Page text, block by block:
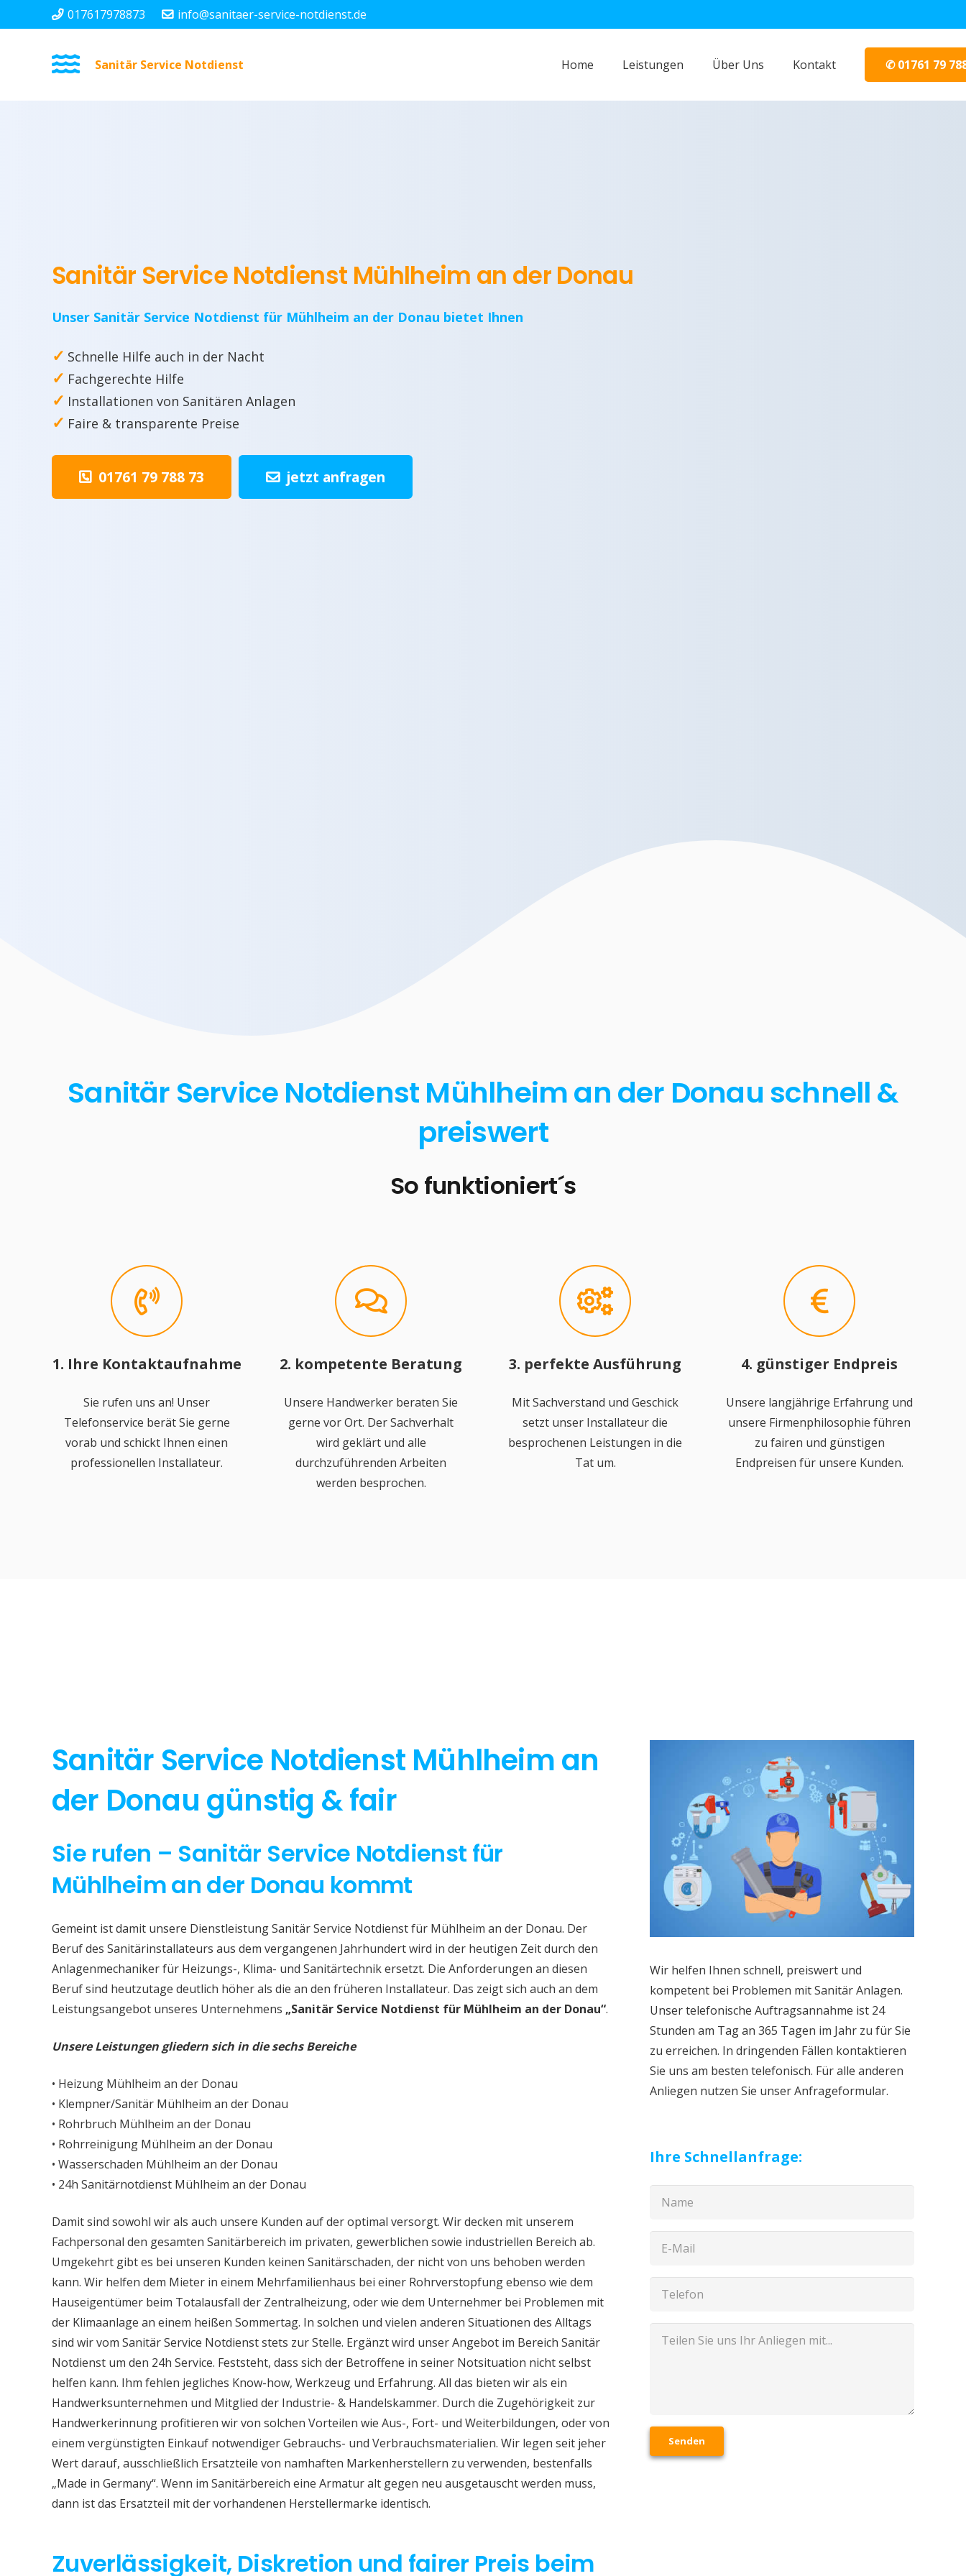
017617978873 info@sanitaer-service-notdienst.de
Sanitär Service Notdienst Home Leistungen Über Uns Kontakt ✆ 01761 79
Sanitär Service Notdienst Mühlheim an der Donau
Unser Sanitär Service Notdienst für Mühlheim an der Donau bietet Ihnen
✓ Schnelle Hilfe auch in der Nacht
✓ Fachgerechte Hilfe
✓ Installationen von Sanitären Anlagen
✓ Faire & transparente Preise
01761 79 788 73 jetzt anfragen
Sanitär Service Notdienst Mühlheim an der Donau schnell &
preiswert
So funktioniert´s
1. Ihre Kontaktaufnahme
Sie rufen uns an! Unser
Telefonservice berät Sie gerne
vorab und schickt Ihnen einen
professionellen Installateur.
2. kompetente Beratung
Unsere Handwerker beraten Sie
gerne vor Ort. Der Sachverhalt
wird geklärt und alle
durchzuführenden Arbeiten
werden besprochen.
3. perfekte Ausführung
Mit Sachverstand und Geschick
setzt unser Installateur die
besprochenen Leistungen in die
Tat um.
4. günstiger Endpreis
Unsere langjährige Erfahrung und
unsere Firmenphilosophie führen
zu fairen und günstigen
Endpreisen für unsere Kunden.
Sanitär Service Notdienst Mühlheim an
der Donau günstig & fair
Sie rufen – Sanitär Service Notdienst für
Mühlheim an der Donau kommt
Gemeint ist damit unsere Dienstleistung Sanitär Service Notdienst für Mühlheim an der Donau. Der
Beruf des Sanitärinstallateurs aus dem vergangenen Jahrhundert wird in der heutigen Zeit durch den
Anlagenmechaniker für Heizungs-, Klima- und Sanitärtechnik ersetzt. Die Anforderungen an diesen
Beruf sind heutzutage deutlich höher als die an den früheren Installateur. Das zeigt sich auch an dem
Leistungsangebot unseres Unternehmens „Sanitär Service Notdienst für Mühlheim an der Donau“.
Unsere Leistungen gliedern sich in die sechs Bereiche
• Heizung Mühlheim an der Donau
• Klempner/Sanitär Mühlheim an der Donau
• Rohrbruch Mühlheim an der Donau
• Rohrreinigung Mühlheim an der Donau
• Wasserschaden Mühlheim an der Donau
• 24h Sanitärnotdienst Mühlheim an der Donau
Damit sind sowohl wir als auch unsere Kunden auf der optimal versorgt. Wir decken mit unserem
Fachpersonal den gesamten Sanitärbereich im privaten, gewerblichen sowie industriellen Bereich ab.
Umgekehrt gibt es bei unseren Kunden keinen Sanitärschaden, der nicht von uns behoben werden
kann. Wir helfen dem Mieter in einem Mehrfamilienhaus bei einer Rohrverstopfung ebenso wie dem
Hauseigentümer beim Totalausfall der Zentralheizung, oder wie dem Unternehmer bei Problemen mit
der Klimaanlage an einem heißen Sommertag. In solchen und vielen anderen Situationen des Alltags
sind wir vom Sanitär Service Notdienst stets zur Stelle. Ergänzt wird unser Angebot im Bereich Sanitär
Notdienst um den 24h Service. Feststeht, dass sich der Betroffene in seiner Notsituation nicht selbst
helfen kann. Ihm fehlen jegliches Know-how, Werkzeug und Erfahrung. All das bieten wir als ein
Handwerksunternehmen und Mitglied der Industrie- & Handelskammer. Durch die Zugehörigkeit zur
Handwerkerinnung profitieren wir von solchen Vorteilen wie Aus-, Fort- und Weiterbildungen, oder von
einem vergünstigten Einkauf notwendiger Gebrauchs- und Verbrauchsmaterialien. Wir legen seit jeher
Wert darauf, ausschließlich Ersatzteile von namhaften Markenherstellern zu verwenden, bestenfalls
„Made in Germany“. Wenn im Sanitärbereich eine Armatur alt gegen neu ausgetauscht werden muss,
dann ist das Ersatzteil mit der vorhandenen Herstellermarke identisch.
Zuverlässigkeit, Diskretion und fairer Preis beim
Wir helfen Ihnen schnell, preiswert und
kompetent bei Problemen mit Sanitär Anlagen.
Unser telefonische Auftragsannahme ist 24
Stunden am Tag an 365 Tagen im Jahr zu für Sie
zu erreichen. In dringenden Fällen kontaktieren
Sie uns am besten telefonisch. Für alle anderen
Anliegen nutzen Sie unser Anfrageformular.
Ihre Schnellanfrage:
Senden